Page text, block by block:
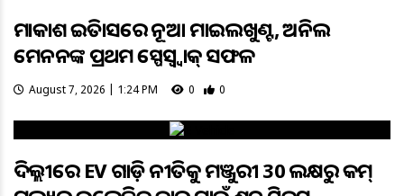
ମହାକାଶ ଇତିହାସରେ ନୂଆ ମାଇଲଖୁଣ୍ଟ, ଅନିଲ
ମେନନଙ୍କ ପ୍ରଥମ ସ୍ପେସ୍ୱ୍ୱାକ୍ ସଫଳ
August 7, 2026 | 1:24 PM 0 0
ଦିଲ୍ଲୀରେ EV ଗାଡ଼ି ନୀତିକୁ ମଞ୍ଜୁରୀ 30 ଲକ୍ଷରୁ କମ୍